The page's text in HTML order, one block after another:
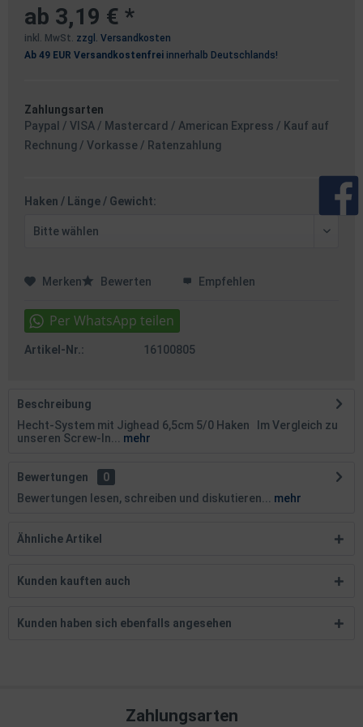
ab 3,19 € *
inkl. MwSt. zzgl. Versandkosten
Ab 49 EUR Versandkostenfrei innerhalb Deutschlands!
Zahlungsarten
Paypal / VISA / Mastercard / American Express / Kauf auf
Rechnung / Vorkasse / Ratenzahlung
Haken / Länge / Gewicht:
Merken Bewerten Empfehlen
Artikel-Nr.: 16100805
Beschreibung
Hecht-System mit Jighead 6,5cm 5/0 Haken Im Vergleich zu
unseren Screw-In...
mehr
Bewertungen
0
Bewertungen lesen, schreiben und diskutieren...
mehr
Ähnliche Artikel
Kunden kauften auch
Kunden haben sich ebenfalls angesehen
Zahlungsarten